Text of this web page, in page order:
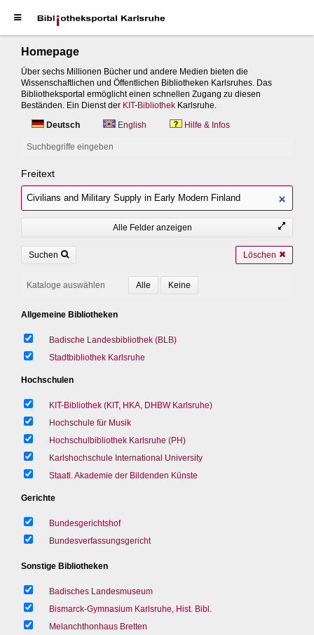
Homepage
Über sechs Millionen Bücher und andere Medien bieten die
Wissenschaftlichen und Öffentlichen Bibliotheken Karlsruhes. Das
Bibliotheksportal ermöglicht einen schnellen Zugang zu diesen
Beständen. Ein Dienst der KIT-Bibliothek Karlsruhe.
Deutsch
English Hilfe & Infos
Suchbegriffe eingeben
Freitext
Alle Felder anzeigen
Suchen Löschen
Kataloge auswählen
Allgemeine Bibliotheken
Badische Landesbibliothek (BLB)
Stadtbibliothek Karlsruhe
Hochschulen
KIT-Bibliothek (KIT, HKA, DHBW Karlsruhe)
Hochschule für Musik
Hochschulbibliothek Karlsruhe (PH)
Karlshochschule International University
Staatl. Akademie der Bildenden Künste
Gerichte
Bundesgerichtshof
Bundesverfassungsgericht
Sonstige Bibliotheken
Badisches Landesmuseum
Bismarck-Gymnasium Karlsruhe, Hist. Bibl.
Melanchthonhaus Bretten